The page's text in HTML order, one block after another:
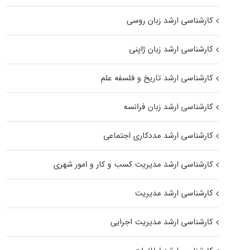
کارشناسی ارشد زبان روسی
کارشناسی ارشد زبان ژاپنی
کارشناسی ارشد تاریخ و فلسفه علم
کارشناسی ارشد زبان فرانسه
کارشناسی ارشد مددکاری اجتماعی
کارشناسی ارشد مدیریت کسب و کار و امور شهری
کارشناسی ارشد مدیریت
کارشناسی ارشد مدیریت اجرایی